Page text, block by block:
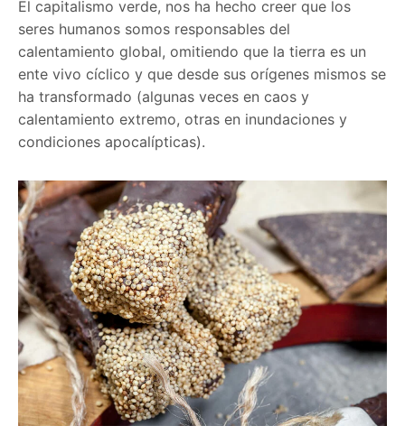
El capitalismo verde, nos ha hecho creer que los
seres humanos somos responsables del
calentamiento global, omitiendo que la tierra es un
ente vivo cíclico y que desde sus orígenes mismos se
ha transformado (algunas veces en caos y
calentamiento extremo, otras en inundaciones y
condiciones apocalípticas).